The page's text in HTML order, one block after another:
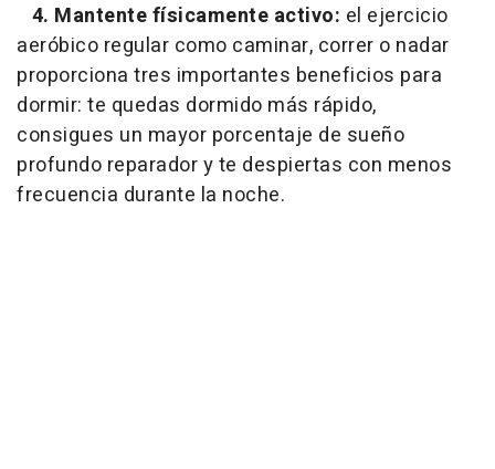
4. Mantente físicamente activo: el ejercicio
aeróbico regular como caminar, correr o nadar
proporciona tres importantes beneficios para
dormir: te quedas dormido más rápido,
consigues un mayor porcentaje de sueño
profundo reparador y te despiertas con menos
frecuencia durante la noche.